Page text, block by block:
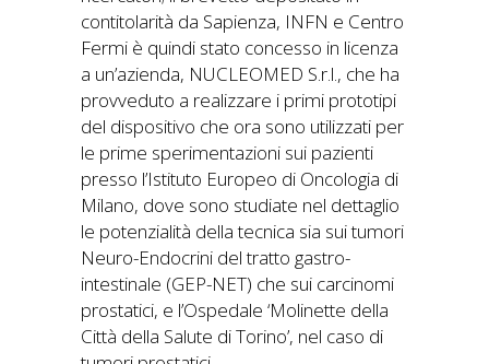
contitolarità da Sapienza, INFN e Centro
Fermi è quindi stato concesso in licenza
a un’azienda, NUCLEOMED S.r.l., che ha
provveduto a realizzare i primi prototipi
del dispositivo che ora sono utilizzati per
le prime sperimentazioni sui pazienti
presso l’Istituto Europeo di Oncologia di
Milano, dove sono studiate nel dettaglio
le potenzialità della tecnica sia sui tumori
Neuro-Endocrini del tratto gastro-
intestinale (GEP-NET) che sui carcinomi
prostatici, e l’Ospedale ‘Molinette della
Città della Salute di Torino’, nel caso di